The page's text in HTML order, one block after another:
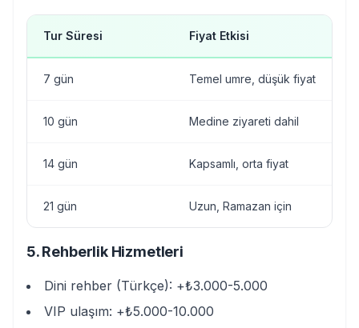
Tur Süresi Fiyat Etkisi
7 gün Temel umre, düşük fiyat
10 gün Medine ziyareti dahil
14 gün Kapsamlı, orta fiyat
21 gün Uzun, Ramazan için
5. Rehberlik Hizmetleri
Dini rehber (Türkçe): +₺3.000-5.000
VIP ulaşım: +₺5.000-10.000